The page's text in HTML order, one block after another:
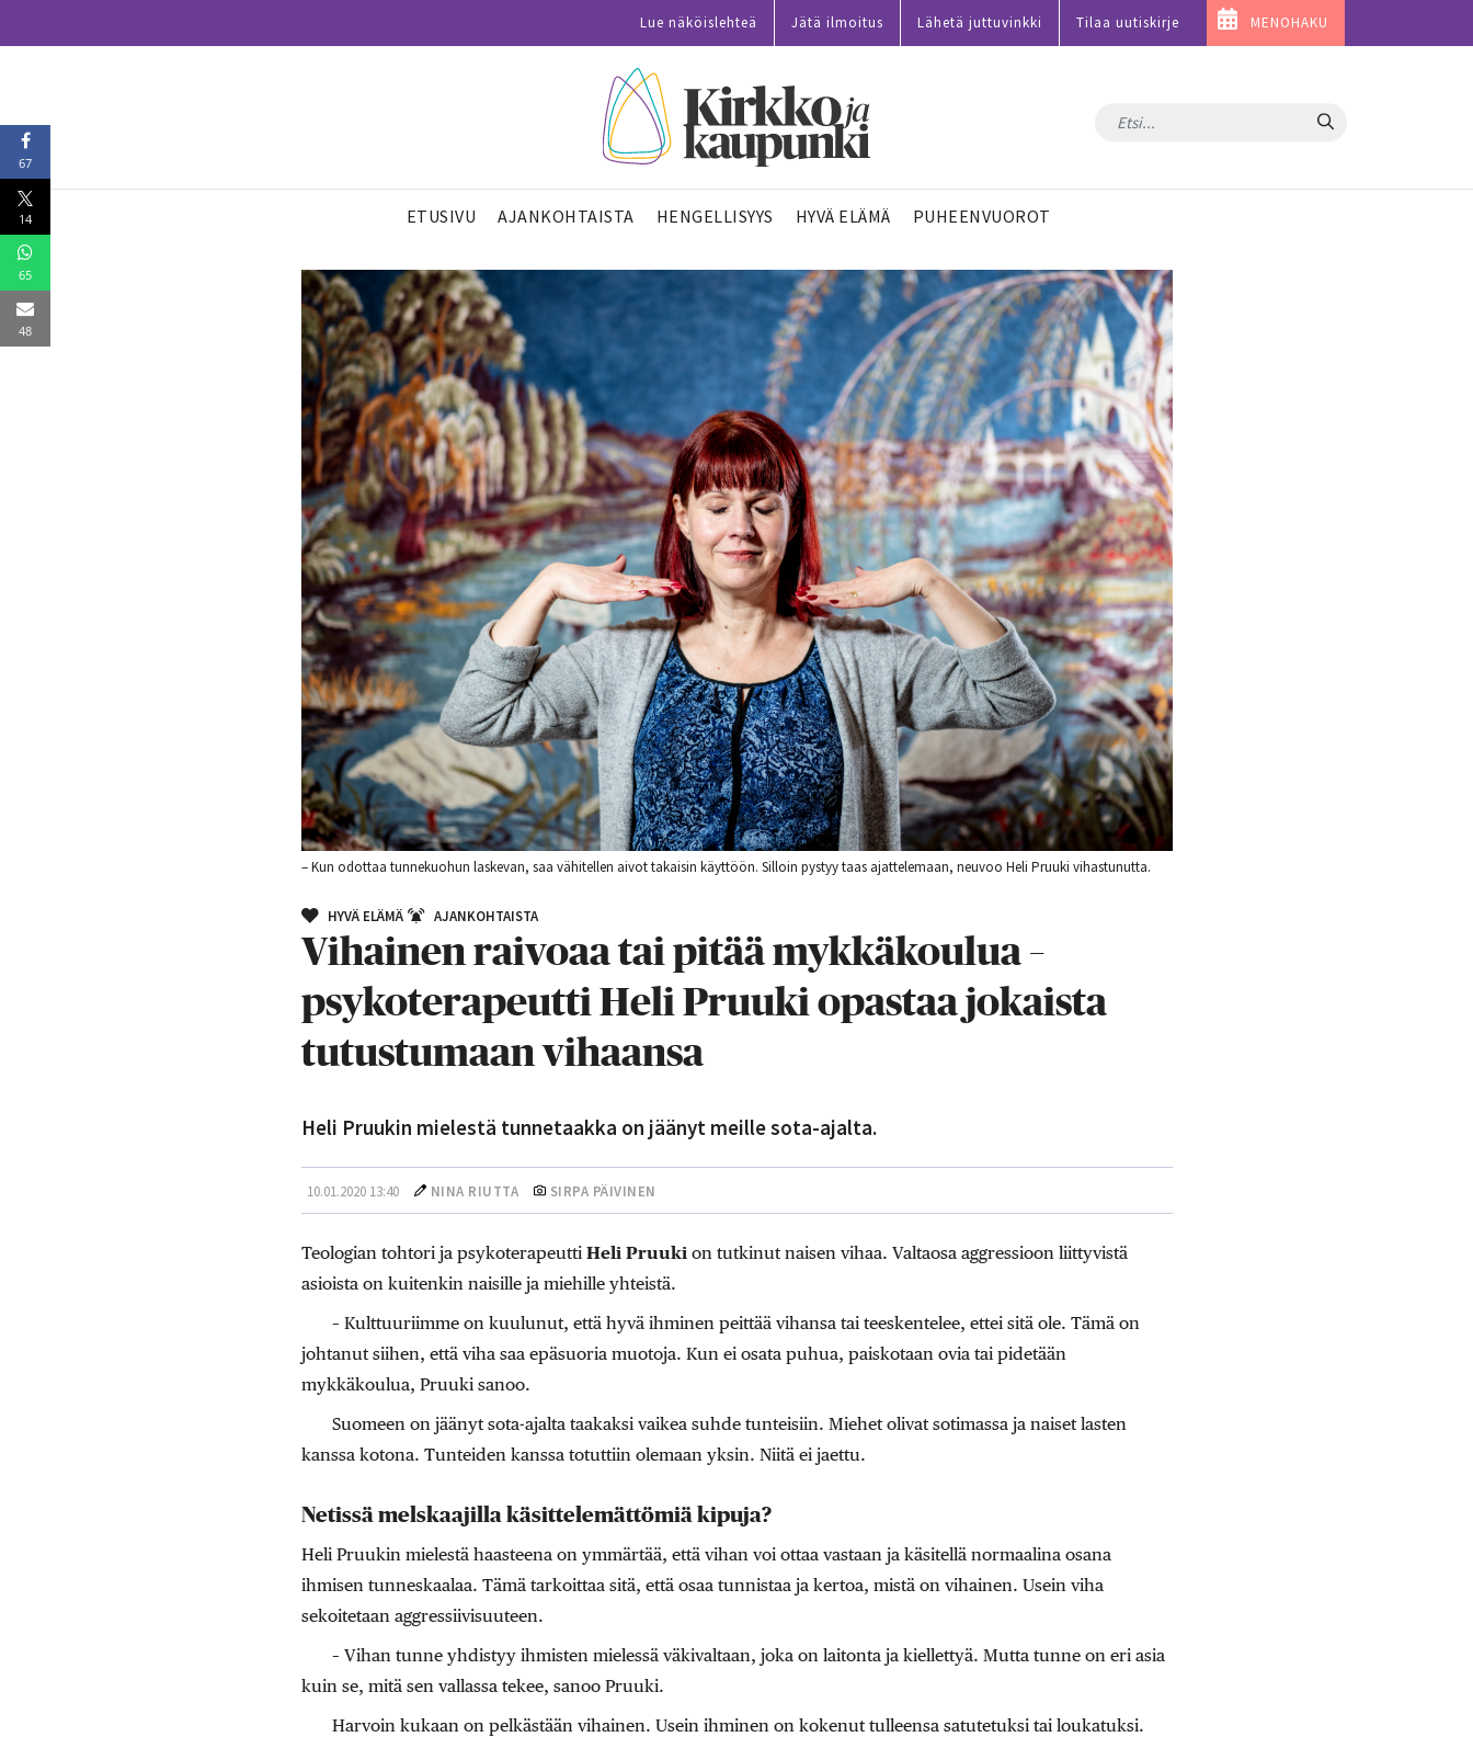
Lue näköislehteä Jätä ilmoitus Lähetä juttuvinkki Tilaa uutiskirje MENOHAKU
Hae
ETUSIVU AJANKOHTAISTA HENGELLISYYS HYVÄ ELÄMÄ PUHEENVUOROT
– Kun odottaa tunnekuohun laskevan, saa vähitellen aivot takaisin käyttöön. Silloin pystyy taas ajattelemaan, neuvoo Heli Pruuki vihastunutta.
HYVÄ ELÄMÄ AJANKOHTAISTA
Vihainen raivoaa tai pitää mykkäkoulua –
psykoterapeutti Heli Pruuki opastaa jokaista
tutustumaan vihaansa
Heli Pruukin mielestä tunnetaakka on jäänyt meille sota-ajalta.
10.01.2020 13:40 NINA RIUTTA SIRPA PÄIVINEN
Teologian tohtori ja psykoterapeutti Heli Pruukion tutkinut naisen vihaa. Valtaosa aggressioon liittyvistä
asioista on kuitenkin naisille ja miehille yhteistä.
– Kulttuuriimme on kuulunut, että hyvä ihminen peittää vihansa tai teeskentelee, ettei sitä ole. Tämä on
johtanut siihen, että viha saa epäsuoria muotoja. Kun ei osata puhua, paiskotaan ovia tai pidetään
mykkäkoulua, Pruuki sanoo.
Suomeen on jäänyt sota-ajalta taakaksi vaikea suhde tunteisiin. Miehet olivat sotimassa ja naiset lasten
kanssa kotona. Tunteiden kanssa totuttiin olemaan yksin. Niitä ei jaettu.
Netissä melskaajilla käsittelemättömiä kipuja?
Heli Pruukin mielestä haasteena on ymmärtää, että vihan voi ottaa vastaan ja käsitellä normaalina osana
ihmisen tunneskaalaa. Tämä tarkoittaa sitä, että osaa tunnistaa ja kertoa, mistä on vihainen. Usein viha
sekoitetaan aggressiivisuuteen.
– Vihan tunne yhdistyy ihmisten mielessä väkivaltaan, joka on laitonta ja kiellettyä. Mutta tunne on eri asia
kuin se, mitä sen vallassa tekee, sanoo Pruuki.
Harvoin kukaan on pelkästään vihainen. Usein ihminen on kokenut tulleensa satutetuksi tai loukatuksi.
67
14
65
48